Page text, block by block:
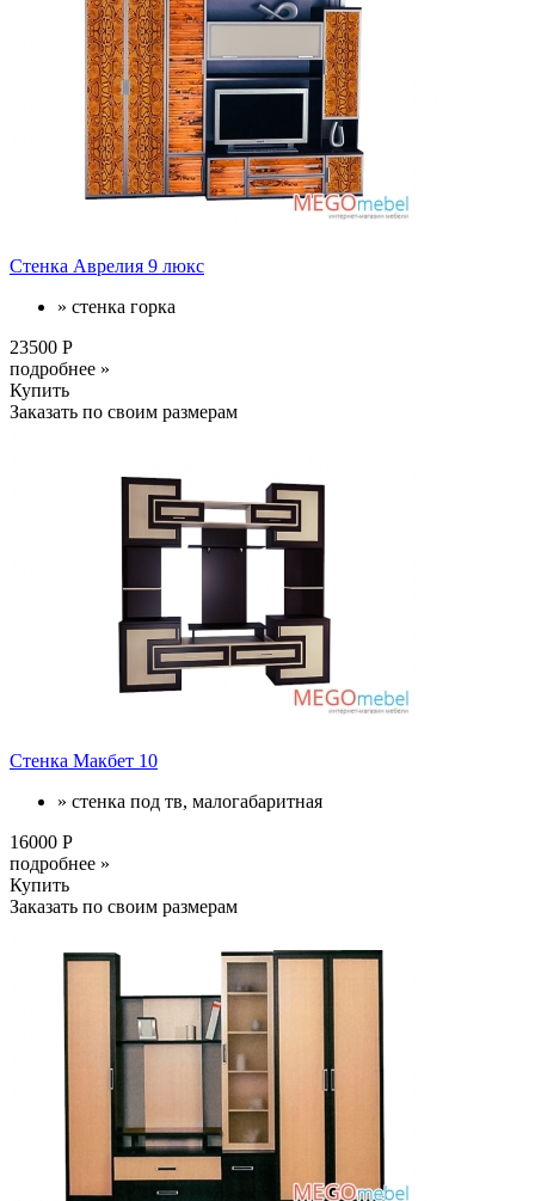
Стенка Аврелия 9 люкс
» стенка горка
23500 Р
подробнее »
Купить
Заказать по своим размерам
Стенка Макбет 10
» стенка под тв, малогабаритная
16000 Р
подробнее »
Купить
Заказать по своим размерам